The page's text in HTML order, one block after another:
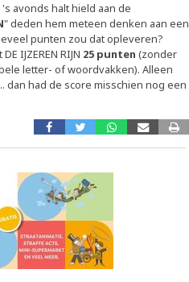
avonds halt hield aan de
" deden hem meteen denken aan een
punten zou dat opleveren?
IJZEREN RIJN 25 punten (zonder
letter- of woordvakken). Alleen
had de score misschien nog een